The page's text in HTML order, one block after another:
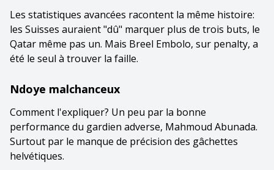
Les statistiques avancées racontent la même histoire:
les Suisses auraient "dû" marquer plus de trois buts, le
Qatar même pas un. Mais Breel Embolo, sur penalty, a
été le seul à trouver la faille.
Ndoye malchanceux
Comment l'expliquer? Un peu par la bonne
performance du gardien adverse, Mahmoud Abunada.
Surtout par le manque de précision des gâchettes
helvétiques.